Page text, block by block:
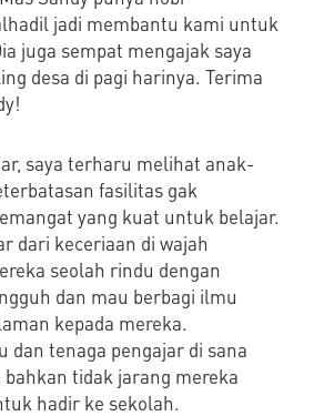
jadi membantu kami untuk
juga sempat mengajak saya
desa di pagi harinya. Terima
saya terharu melihat anak-
fasilitas gak
yang kuat untuk belajar.
dari keceriaan di wajah
seolah rindu dengan
dan mau berbagi ilmu
kepada mereka.
dan tenaga pengajar di sana
tidak jarang mereka
hadir ke sekolah.